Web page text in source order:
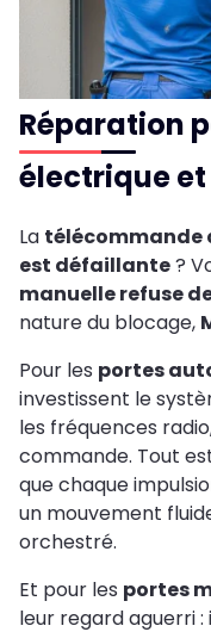
Réparation
électrique
La télécommande
est défaillante?
manuelle refuse
nature du blocage,
Pour les portes
investissent le
les fréquences
commande. Tout
que chaque
un mouvement
orchestré.
Et pour les portes
leur regard aguerri